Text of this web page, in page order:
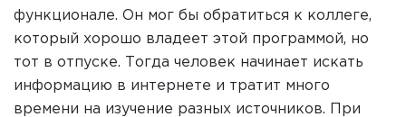
функционале. Он мог бы обратиться к коллеге,
который хорошо владеет этой программой, но
тот в отпуске. Тогда человек начинает искать
информацию в интернете и тратит много
времени на изучение разных источников. При